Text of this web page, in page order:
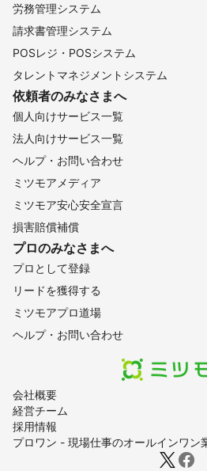
会社概要
経営チーム
採用情報
プロワン - 現場仕事のオールインワン
労務管理システム
請求書管理システム
POSレジ・POSシステム
タレントマネジメントシステム
依頼者のみなさまへ
個人向けサービス一覧
法人向けサービス一覧
ヘルプ・お問い合わせ
ミツモアメディア
ミツモア安心安全宣言
損害賠償補償
プロのみなさまへ
プロとして登録
リードを獲得する
ミツモアプロ道場
ヘルプ・お問い合わせ